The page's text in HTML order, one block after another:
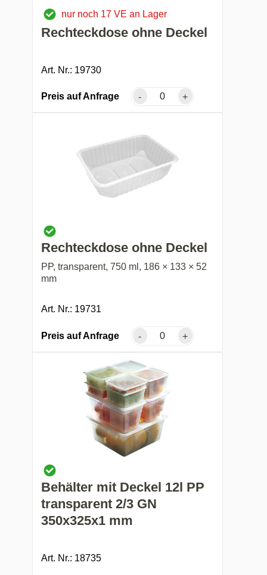
nur noch 17 VE an Lager
Rechteckdose ohne Deckel
Art. Nr.: 19730
Preis auf Anfrage - +
Rechteckdose ohne Deckel
PP, transparent, 750 ml, 186 × 133 × 52
mm
Art. Nr.: 19731
Preis auf Anfrage - +
Behälter mit Deckel 12l PP
transparent 2/3 GN
350x325x1 mm
Art. Nr.: 18735